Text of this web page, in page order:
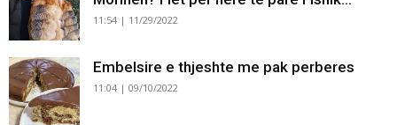
11:54 | 11/29/2022
Embelsire e thjeshte me pak perberes
11:04 | 09/10/2022